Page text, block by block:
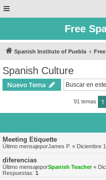
Free
Spanish Institute of Puebla
Spanish Culture
Nuevo Tema
91 temas 1
Meeting Etiquette
Último mensajeporJames P. « Diciembre
diferencias
Último mensajeporSpanish Teacher«
Respuestas: 1